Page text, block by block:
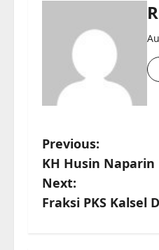
P
o
s
Previous:
KH Husin
Next:
Fraksi PKS Kalsel